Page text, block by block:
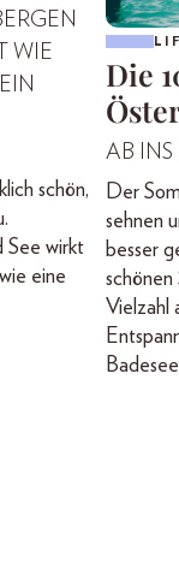
WIE
schön,
See wirkt
eine
Die
AB INS
Der
sehnen
besser
Vielzahl